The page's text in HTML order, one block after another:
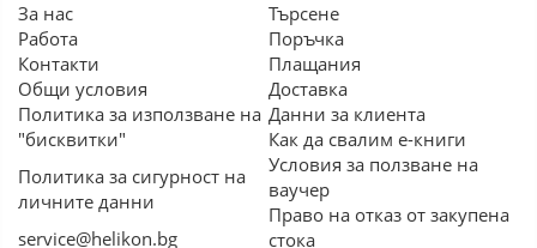
За нас
Работа
Контакти
Общи условия
Политика за използване на
"бисквитки"
Политика за сигурност на
личните данни
service@helikon.bg
Търсене
Поръчка
Плащания
Доставка
Данни за клиента
Как да свалим е-книги
Условия за ползване на
ваучер
Право на отказ от закупена
стока